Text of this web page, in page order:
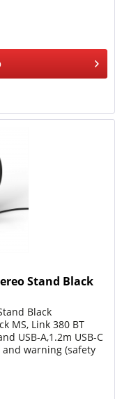
Stand Black
Black
MS, Link 380 BT
USB-A,1.2m USB-C
and warning (safety